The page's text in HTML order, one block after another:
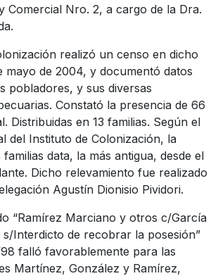
Comercial Nro. 2, a cargo de la Dra.
realizó un censo en dicho
mayo de 2004, y documentó datos
pobladores, y sus diversas
Constató la presencia de 66
Distribuidas en 13 familias. Según el
del Instituto de Colonización, la
data, la más antigua, desde el
Dicho relevamiento fue realizado
Agustín Dionisio Pividori.
“Ramírez Marciano y otros c/García
s/Interdicto de recobrar la posesión”
falló favorablemente para las
Martínez, González y Ramírez,